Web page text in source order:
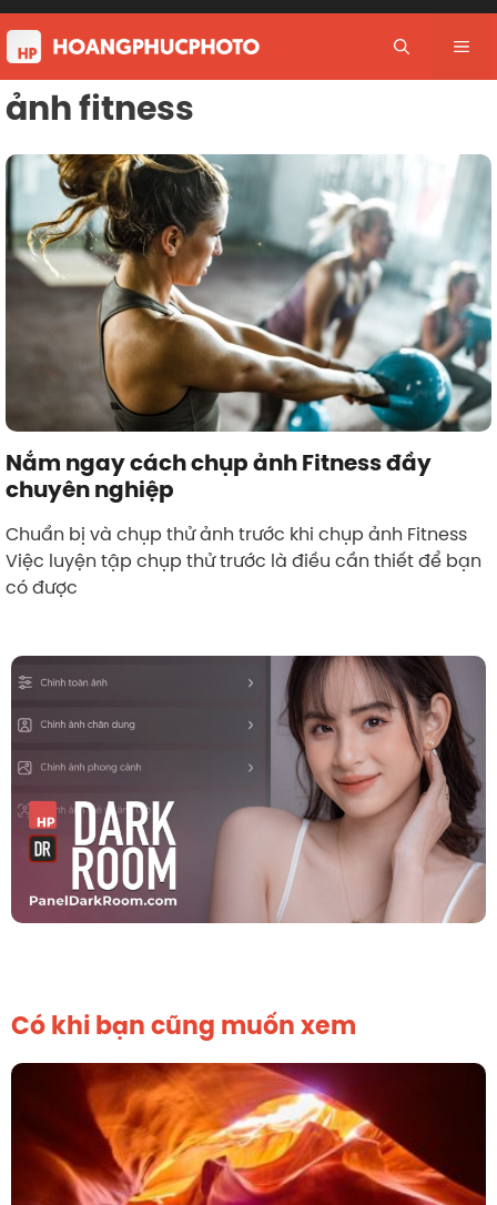
Skip
to
content
ảnh fitness
Nắm ngay cách chụp ảnh Fitness đầy
chuyên nghiệp
Chuẩn bị và chụp thử ảnh trước khi chụp ảnh Fitness
Việc luyện tập chụp thử trước là điều cần thiết để bạn
có được
Có khi bạn cũng muốn xem